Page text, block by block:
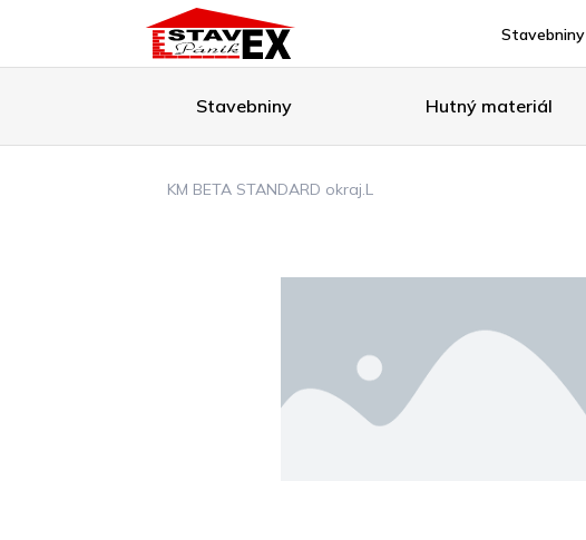
Stavebniny
Stavebniny Hutný materiál
KM BETA STANDARD okraj.L